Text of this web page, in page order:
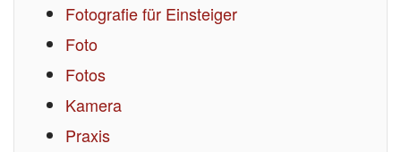
Fotografie für Einsteiger
Foto
Fotos
Kamera
Praxis